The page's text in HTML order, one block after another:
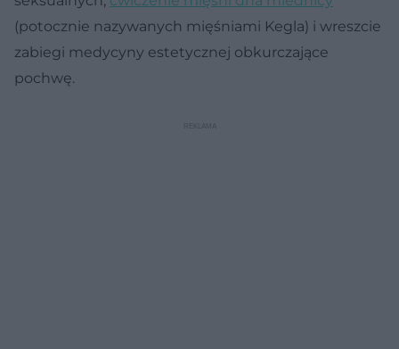
(potocznie nazywanych mięśniami Kegla) i wreszcie
zabiegi medycyny estetycznej obkurczające
pochwę.